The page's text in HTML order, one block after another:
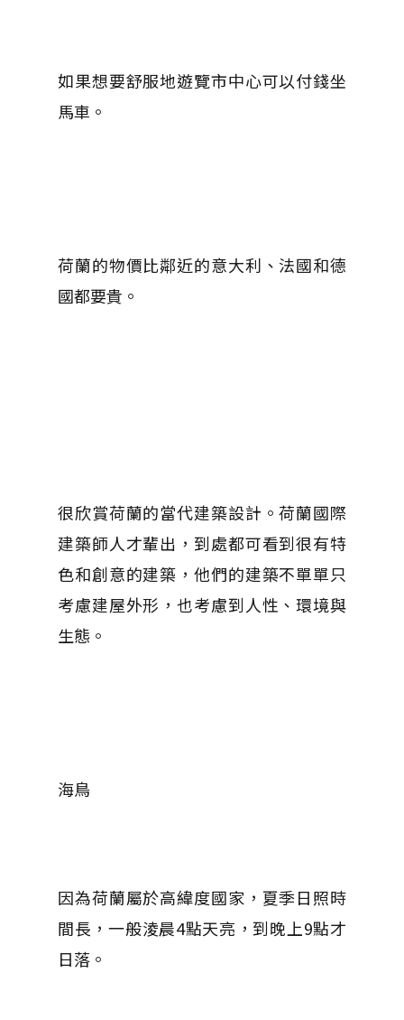
如果想要舒服地遊覽市中心可以付錢坐
馬車。
荷蘭的物價比鄰近的意大利、法國和德
國都要貴。
很欣賞荷蘭的當代建築設計。荷蘭國際
建築師人才輩出，到處都可看到很有特
色和創意的建築，他們的建築不單單只
考慮建屋外形，也考慮到人性、環境與
生態。
海鳥
因為荷蘭屬於高緯度國家，夏季日照時
間長，一般淩晨4點天亮，到晚上9點才
日落。